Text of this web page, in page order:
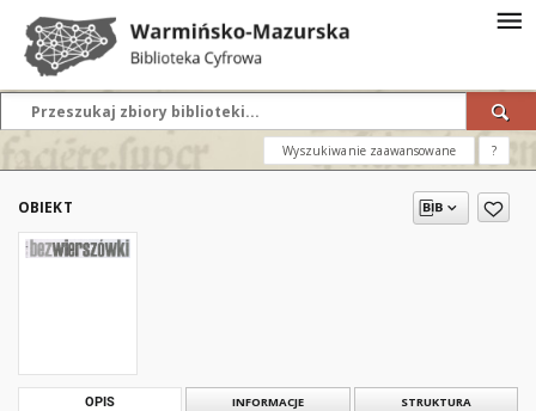
Wyszukiwanie zaawansowane ?
OBIEKT
OPIS INFORMACJE STRUKTURA